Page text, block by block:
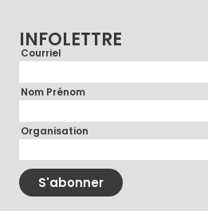
INFOLETTRE
Courriel
Nom Prénom
Organisation
S'abonner